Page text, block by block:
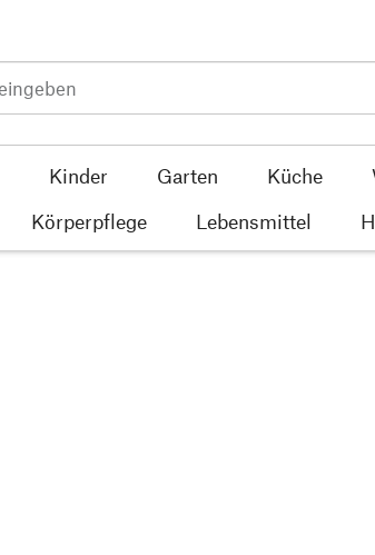
Kinder Garten Küche
Körperpflege Lebensmittel